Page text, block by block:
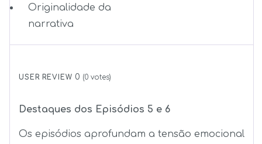
Originalidade da
narrativa
USER REVIEW 0 (0 votes)
Destaques dos Episódios 5 e 6
Os episódios aprofundam a tensão emocional